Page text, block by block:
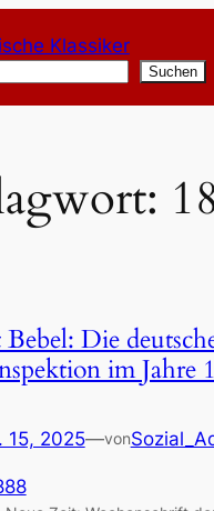
Klassiker
Suchen
Die
im Jahre
15, 2025—von